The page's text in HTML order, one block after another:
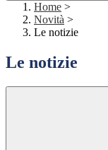
Home >
Novità >
Le notizie
Le notizie